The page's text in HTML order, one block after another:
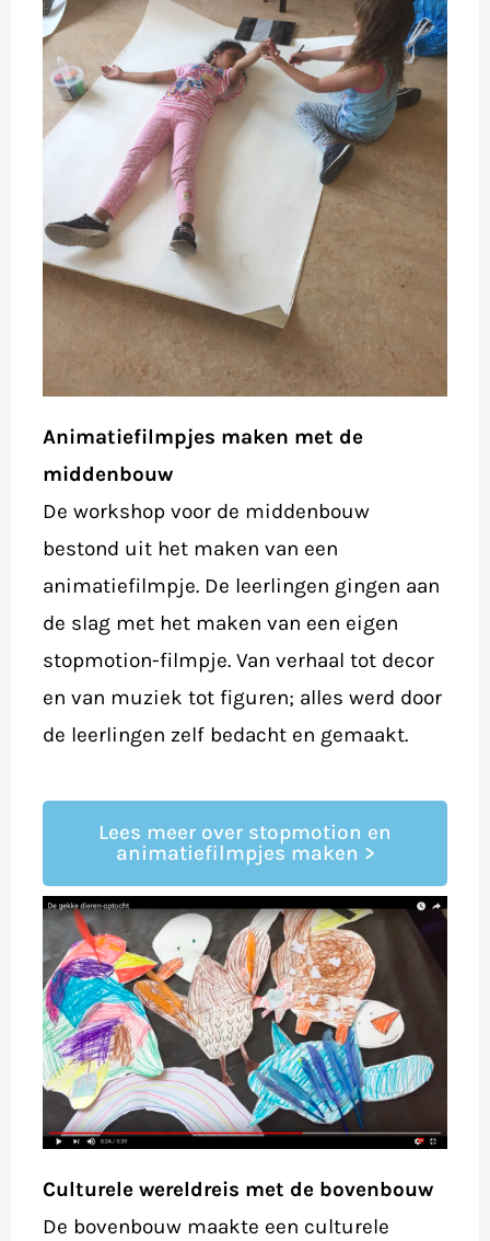
Animatiefilmpjes maken met de
middenbouw
De workshop voor de middenbouw
bestond uit het maken van een
animatiefilmpje. De leerlingen gingen aan
de slag met het maken van een eigen
stopmotion-filmpje. Van verhaal tot decor
en van muziek tot figuren; alles werd door
de leerlingen zelf bedacht en gemaakt.
Lees meer over stopmotion en
animatiefilmpjes maken >
Culturele wereldreis met de bovenbouw
De bovenbouw maakte een culturele